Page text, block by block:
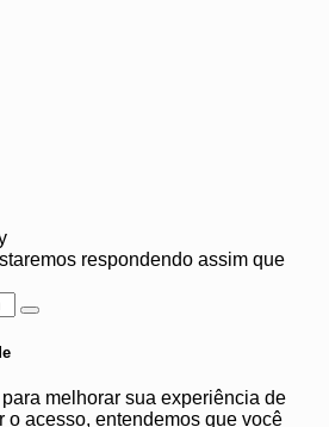
respondendo assim que
melhorar sua experiência de
o acesso, entendemos que você